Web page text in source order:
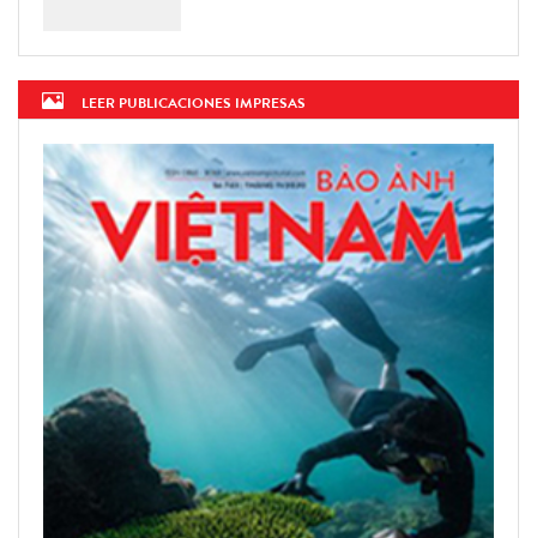
LEER PUBLICACIONES IMPRESAS